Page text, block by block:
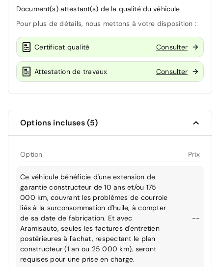
Document(s) attestant(s) de la qualité du véhicule
Pour plus de détails, nous mettons à votre disposition :
Certificat qualité Consulter
Attestation de travaux Consulter
Options incluses (5)
Option Prix
Ce véhicule bénéficie d'une extension de
garantie constructeur de 10 ans et/ou 175
000 km, couvrant les problèmes de courroie
liés à la surconsommation d'huile, à compter
de sa date de fabrication. Et avec
Aramisauto, seules les factures d'entretien
postérieures à l'achat, respectant le plan
constructeur (1 an ou 25 000 km), seront
requises pour une prise en charge.
--